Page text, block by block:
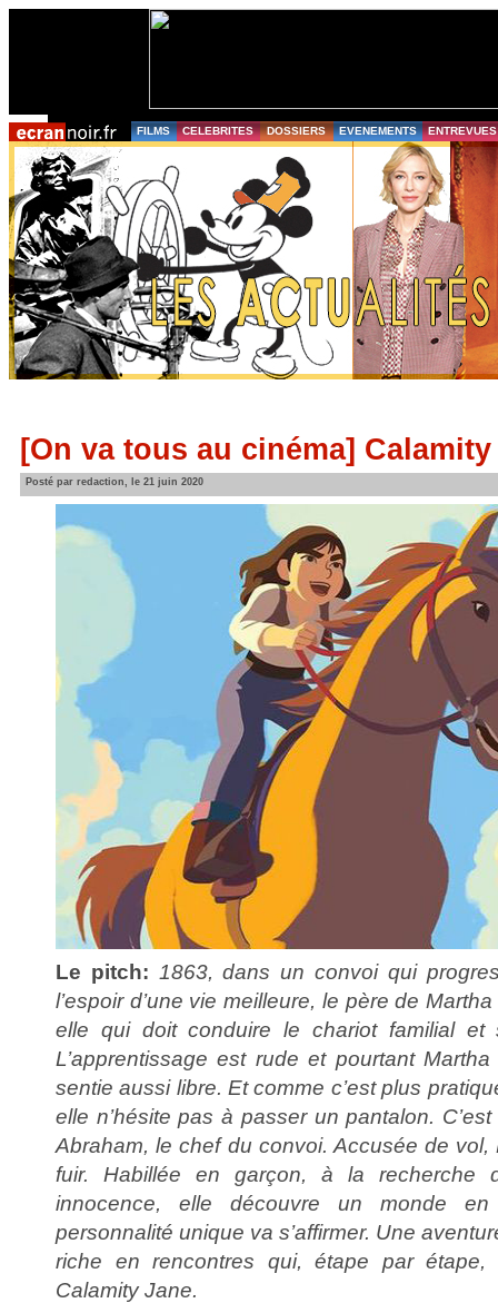
FILMS CELEBRITES DOSSIERS EVENEMENTS ENTREVUES
[On va tous au cinéma]
Posté par redaction, le 21 juin 2020
Le pitch: 1863, dans un convoi qui
l’espoir d’une vie meilleure, le père de
elle qui doit conduire le chariot familial et
L’apprentissage est rude et pourtant
sentie aussi libre. Et comme c’est plus
elle n’hésite pas à passer un pantalon.
Abraham, le chef du convoi. Accusée de
fuir. Habillée en garçon, à la recherche
innocence, elle découvre un monde
personnalité unique va s’affirmer. Une
riche en rencontres qui, étape par étape,
Calamity Jane.